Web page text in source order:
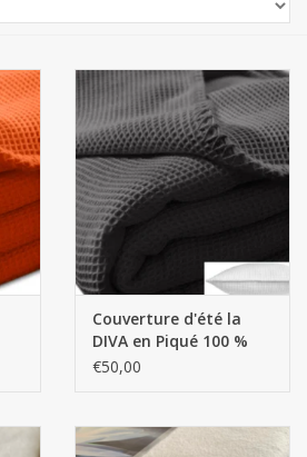
Couverture d'été la
DIVA en Piqué 100 %
coton sélectionné de
€50,00